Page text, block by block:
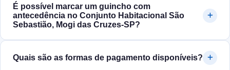
É possível marcar um guincho com
antecedência no Conjunto Habitacional São
Sebastião, Mogi das Cruzes‑SP?
Quais são as formas de pagamento disponíveis?